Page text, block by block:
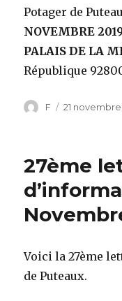
Potager de
NOVEMBRE
PALAIS DE LA
République
Auteur
F
Publié
21 novembre
27ème
Voici la 27ème
de Puteaux.